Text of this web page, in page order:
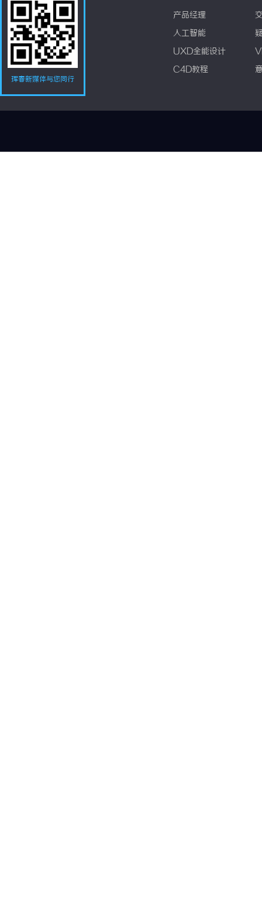
珲春新媒体与您同行
产品经理
人工智能
UXD全能设计
C4D教程